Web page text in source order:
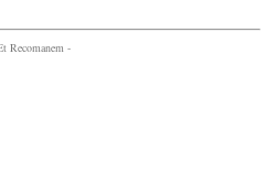
Recomanem -